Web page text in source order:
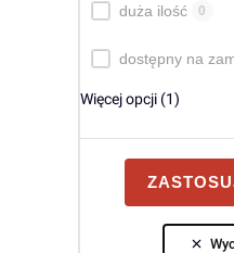
duża ilość 0
dostępny na
Więcej opcji (1)